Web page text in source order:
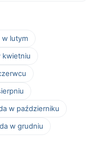
w lutym
kwietniu
w październiku
w grudniu